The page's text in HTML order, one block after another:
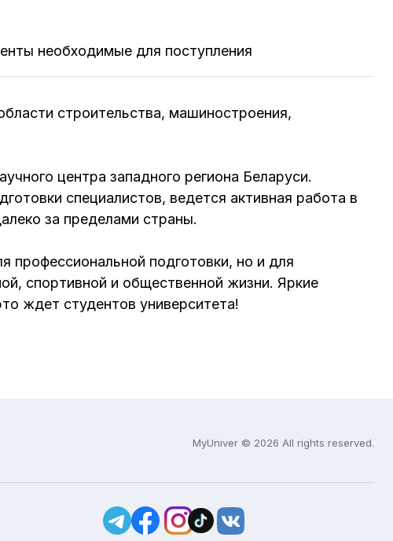
необходимые для поступления
строительства, машиностроения,
центра западного региона Беларуси.
специалистов, ведется активная работа в
за пределами страны.
профессиональной подготовки, но и для
спортивной и общественной жизни. Яркие
ждет студентов университета!
MyUniver © 2026 All rights reserved.